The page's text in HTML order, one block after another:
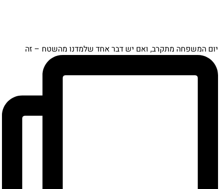
יום המשפחה מתקרב, ואם יש דבר אחד שלמדנו מהשטח – זה